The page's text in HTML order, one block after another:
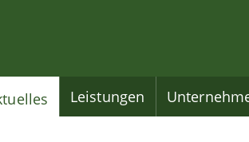
Leistungen